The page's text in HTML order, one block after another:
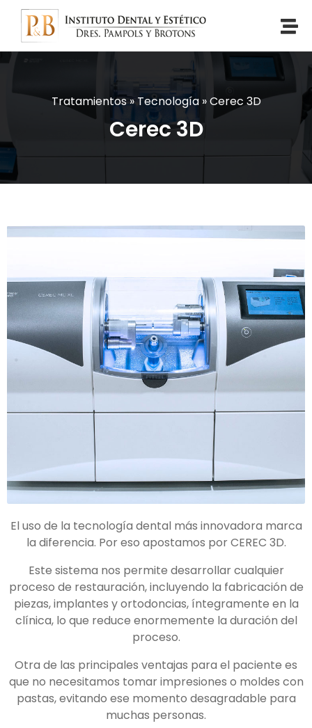
Tratamientos»Tecnología»Cerec 3D
Cerec 3D
El uso de la tecnología dental más innovadora marca
la diferencia. Por eso apostamos por CEREC 3D.
Este sistema nos permite desarrollar cualquier
proceso de restauración, incluyendo la fabricación de
piezas, implantes y ortodoncias, íntegramente en la
clínica, lo que reduce enormemente la duración del
proceso.
Otra de las principales ventajas para el paciente es
que no necesitamos tomar impresiones o moldes con
pastas, evitando ese momento desagradable para
muchas personas.